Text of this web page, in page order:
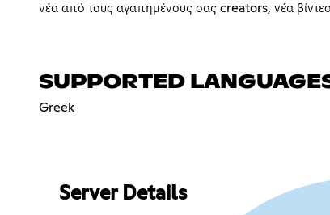
νέα από τους αγαπημένους σας creators, νέα
SUPPORTED
Greek
Server Details